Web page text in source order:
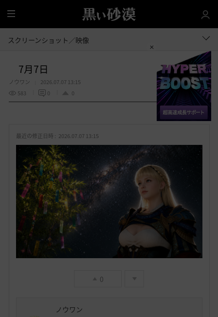
全
体
スクリーンショット／映像
7月7日
ノウワン
2026.07.07 13:15
583
0 0
お 共有する
最近の修正日時 : 2026.07.07 13:15
0
ノウワン